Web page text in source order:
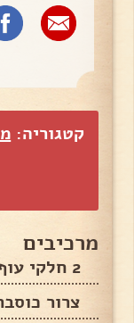
קטגוריה:
מרכיבים
2 חלקי עוף
צרור